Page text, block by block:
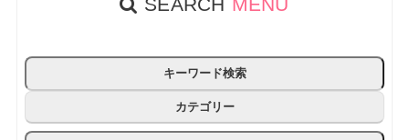
SEARCH MENU
キーワード検索
カテゴリー